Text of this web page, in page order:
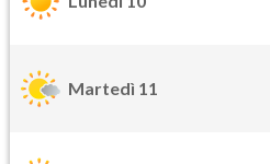
Martedì 11